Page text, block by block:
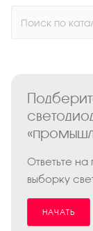
Ответьте
выборку
НАЧАТЬ